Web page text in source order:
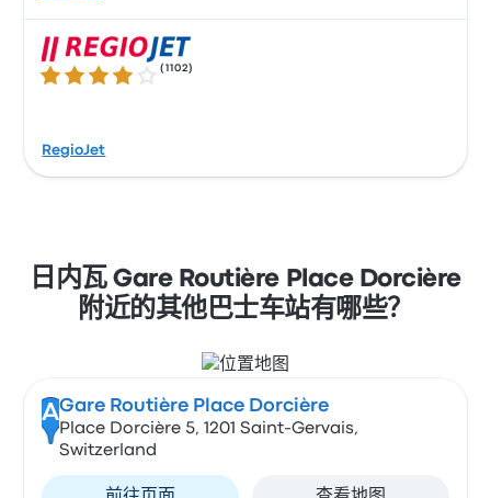
4.1 / 5 星 (1102)
RegioJet
日内瓦 Gare Routière Place Dorcière
附近的其他巴士车站有哪些？
AGare Routière Place Dorcière
Place Dorcière 5, 1201 Saint-Gervais,
Switzerland